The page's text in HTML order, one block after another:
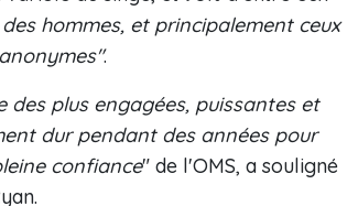
hommes, et principalement ceux
.
plus engagées, puissantes et
dur pendant des années pour
confiance" de l'OMS, a souligné